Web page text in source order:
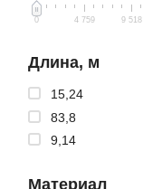
0 4 759 9 518
Длина, м
15,24
83,8
9,14
Материал